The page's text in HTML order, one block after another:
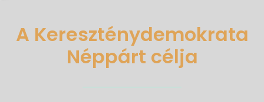
A Kereszténydemokrata
Néppárt célja